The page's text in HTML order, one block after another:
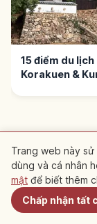
15 điểm du lịch
Korakuen &
Điểm
Xem
Trang web này
dùng và cá nhân
mật để biết thêm
Chấp nhận tất